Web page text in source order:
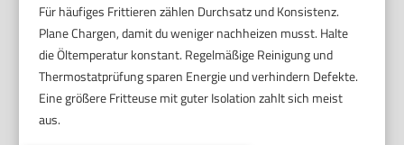
Für häufiges Frittieren zählen Durchsatz und Konsistenz.
Plane Chargen, damit du weniger nachheizen musst. Halte
die Öltemperatur konstant. Regelmäßige Reinigung und
Thermostatprüfung sparen Energie und verhindern Defekte.
Eine größere Fritteuse mit guter Isolation zahlt sich meist
aus.